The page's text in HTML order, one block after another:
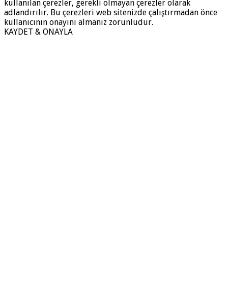
kullanılan çerezler, gerekli olmayan çerezler olarak
adlandırılır. Bu çerezleri web sitenizde çalıştırmadan önce
kullanıcının onayını almanız zorunludur.
KAYDET & ONAYLA